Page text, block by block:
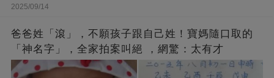
2025/09/14
爸爸姓「滾」，不願孩子跟自己姓！寶媽隨口取的
「神名字」，全家拍案叫絕 ，網驚：太有才